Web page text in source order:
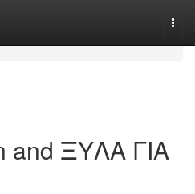
and ΞΥΛΑ ΓΙΑ